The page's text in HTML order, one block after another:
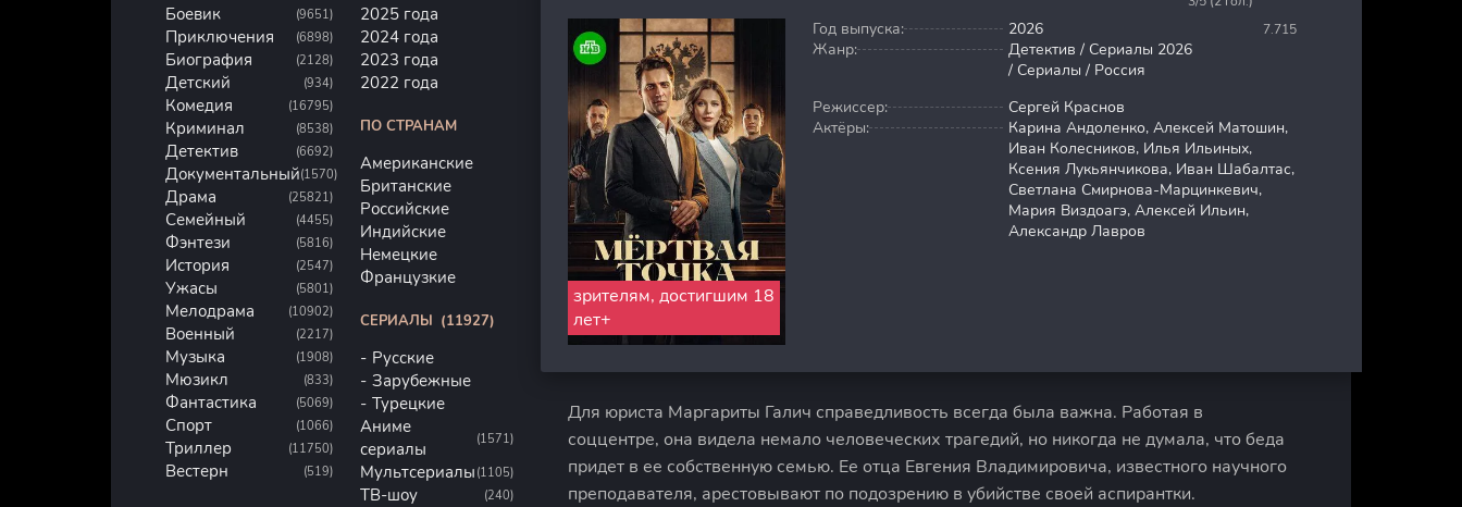
7.715
зрителям, достигшим 18
лет+
Год выпуска:
2026
Жанр:
Детектив / Сериалы 2026
/ Сериалы / Россия
Режиссер:
Сергей Краснов
Актёры:
Карина Андоленко, Алексей Матошин,
Иван Колесников, Илья Ильиных,
Ксения Лукьянчикова, Иван Шабалтас,
Светлана Смирнова-Марцинкевич,
Мария Виздоагэ, Алексей Ильин,
Александр Лавров
Для юриста Маргариты Галич справедливость всегда была важна. Работая в
соццентре, она видела немало человеческих трагедий, но никогда не думала, что беда
придет в ее собственную семью. Ее отца Евгения Владимировича, известного научного
преподавателя, арестовывают по подозрению в убийстве своей аспирантки.
Боевик (9651)
Приключения (6898)
Биография (2128)
Детский (934)
Комедия (16795)
Криминал (8538)
Детектив (6692)
Документальный(1570)
Драма (25821)
Семейный (4455)
Фэнтези (5816)
История (2547)
Ужасы (5801)
Мелодрама (10902)
Военный (2217)
Музыка (1908)
Мюзикл (833)
Фантастика (5069)
Спорт (1066)
Триллер (11750)
Вестерн (519)
2025 года
2024 года
2023 года
2022 года
ПО СТРАНАМ
Американские
Британские
Российские
Индийские
Немецкие
Французкие
СЕРИАЛЫ (11927)
Русские
Зарубежные
Турецкие
Аниме
сериалы
(1571)
Мультсериалы (1105)
ТВ-шоу (240)